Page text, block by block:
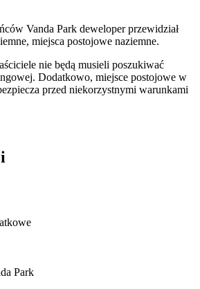
Vanda Park deweloper przewidział
miejsca postojowe naziemne.
nie będą musieli poszukiwać
Dodatkowo, miejsce postojowe w
przed niekorzystnymi warunkami
Park